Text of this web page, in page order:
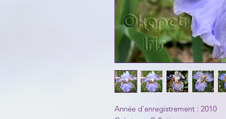
Année d'enregistrement : 2010